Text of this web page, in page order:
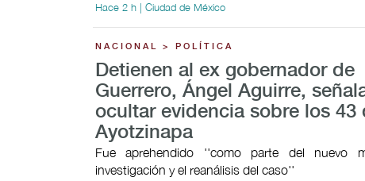
Hace 2 h | Ciudad de México
NACIONAL > POLÍTICA
Detienen al ex gobernador de
Guerrero, Ángel Aguirre,
ocultar evidencia sobre los 43
Ayotzinapa
Fue aprehendido ''como parte del nuevo
investigación y el reanálisis del caso''